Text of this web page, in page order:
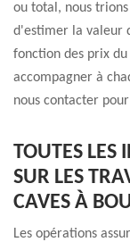
ou total, nous
d'estimer la valeur
fonction des prix
accompagner à
nous contacter
TOUTES LES
SUR LES
CAVES À
Les opérations